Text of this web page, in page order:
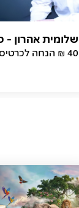
שלומית אהרון -
40 ₪ הנחה לכרטיס (תמורת פינוק)